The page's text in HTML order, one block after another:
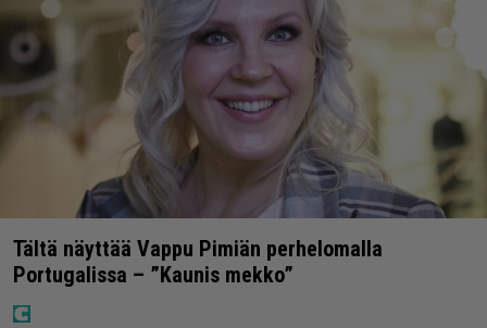
Tältä näyttää Vappu Pimiän perhelomalla
Portugalissa – ”Kaunis mekko”